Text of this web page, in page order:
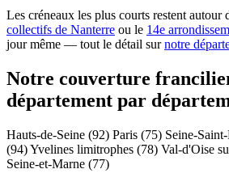
Les créneaux les plus courts restent autour
collectifs de Nanterre ou le 14e
jour même — tout le détail surnotre
Notre couverture
département par
Hauts-de-Seine (92) Paris (75) Seine-
(94)Yvelines limitrophes (78) Val-d'Oise
Seine-et-Marne (77)